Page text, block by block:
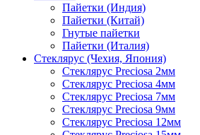
Пайетки (Индия)
Пайетки (Китай)
Гнутые пайетки
Пайетки (Италия)
Стеклярус (Чехия, Япония)
Стеклярус Preciosa 2мм
Стеклярус Preciosa 4мм
Стеклярус Preciosa 7мм
Стеклярус Preciosa 9мм
Стеклярус Preciosa 12мм